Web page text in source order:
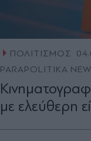
ΠΟΛΙΤΙΣΜΟΣ
PARAPOLITIKA
με ελεύθερη